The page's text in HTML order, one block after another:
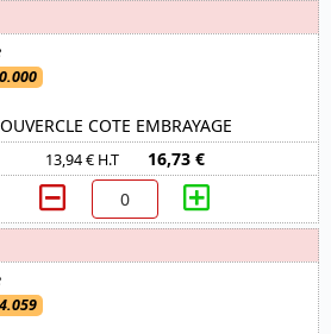
COTE EMBRAYAGE
13,94 € H.T 16,73 €